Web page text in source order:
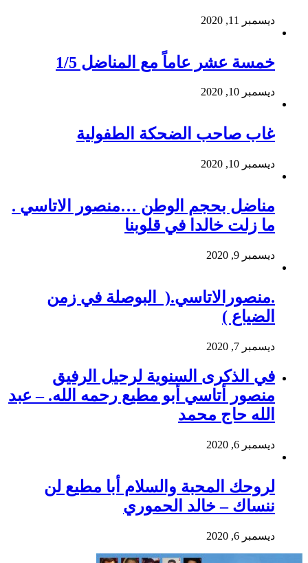
ديسمبر 11, 2020
خمسة عشر عاماً مع المناضل 1/5
ديسمبر 10, 2020
غاب صاحب الضحكة الطفولية
ديسمبر 10, 2020
مناضل بحجم الوطن …منصور الاتاسي .
ما زلت خالدا في قلوبنا
ديسمبر 9, 2020
.منصورالاتاسي.( البوصلة في زمن
الضياع )
ديسمبر 7, 2020
في الذكرى السنوية لرحيل الرفيق
منصور أتاسي أبو مطيع رحمه الله. – عبد
الله حاج محمد
ديسمبر 6, 2020
لروحك المحبة والسلام أبا مطيع لن
ننساك – خالد الحموري
ديسمبر 6, 2020